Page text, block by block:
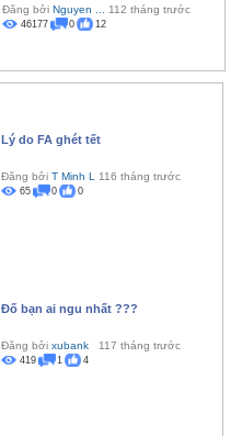
Đăng bởi Nguyen ... 112 tháng trước
46177 0 12
Lý do FA ghét tết
Đăng bởi T Minh L 116 tháng trước
65 0 0
Đố bạn ai ngu nhất ???
Đăng bởi xubank 117 tháng trước
419 1 4